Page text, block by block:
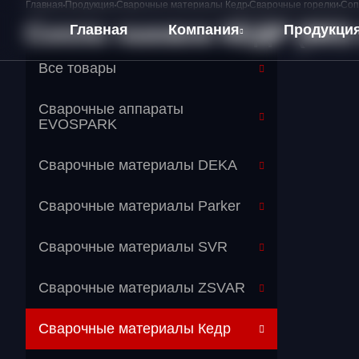
Главная Компания
Оплата и Доставка
Главная Продукция Сварочные материалы Кедр Сварочные горелки
Сопло газовое КЕДР
Все товары
Сварочные аппараты
EVOSPARK
Сварочные материалы DEKA
Сварочные материалы Parker
Сварочные материалы SVR
Сварочные материалы ZSVAR
Сварочные материалы Кедр